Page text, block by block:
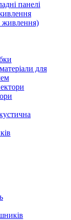
панелі
живлення)
для